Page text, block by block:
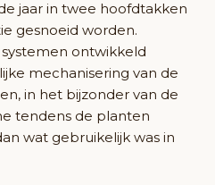
jaar in twee hoofdtakken
gesnoeid worden.
ontwikkeld
mechanisering van de
in het bijzonder van de
tendens de planten
wat gebruikelijk was in